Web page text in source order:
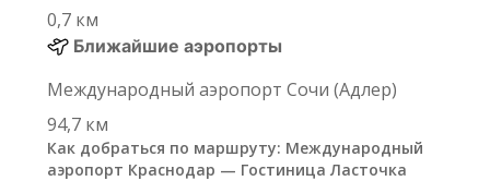
0,7 км
Ближайшие аэропорты
Международный аэропорт Сочи (Адлер)
94,7 км
Как добраться по маршруту: Международный
аэропорт Краснодар — Гостиница Ласточка